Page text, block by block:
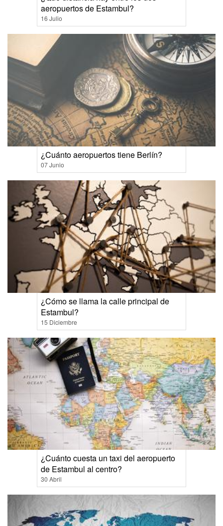
aeropuertos de Estambul?
16 Julio
¿Cuánto aeropuertos tiene Berlín?
07 Junio
¿Cómo se llama la calle principal de
Estambul?
15 Diciembre
¿Cuánto cuesta un taxi del aeropuerto
de Estambul al centro?
30 Abril